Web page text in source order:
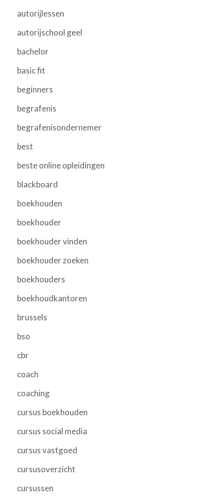
autorijlessen
autorijschool geel
bachelor
basic fit
beginners
begrafenis
begrafenisondernemer
best
beste online opleidingen
blackboard
boekhouden
boekhouder
boekhouder vinden
boekhouder zoeken
boekhouders
boekhoudkantoren
brussels
bso
cbr
coach
coaching
cursus boekhouden
cursus social media
cursus vastgoed
cursusoverzicht
cursussen